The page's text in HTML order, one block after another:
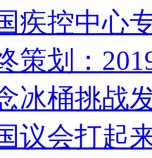
疾控中心
策划：
冰桶挑战
议会打起